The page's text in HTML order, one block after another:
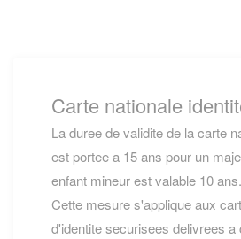
Carte nationale
La duree de validite de la carte
est portee a 15 ans pour un
enfant mineur est valable 10 ans.
Cette mesure s'applique aux
d'identite securisees delivrees a